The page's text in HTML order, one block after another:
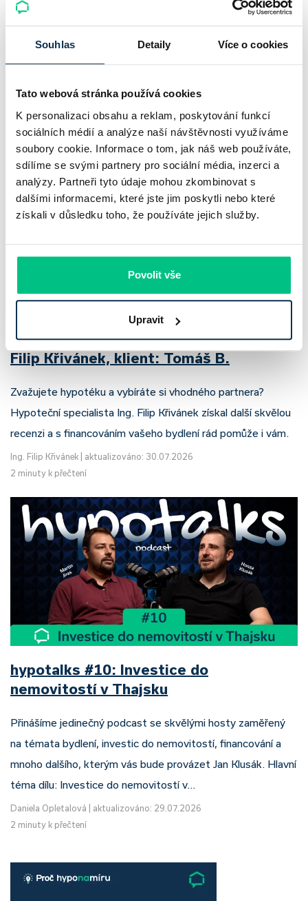
Souhlas Detaily Více o cookies
Tato webová stránka používá cookies
K personalizaci obsahu a reklam, poskytování funkcí
sociálních médií a analýze naší návštěvnosti využíváme
soubory cookie. Informace o tom, jak náš web používáte,
sdílíme se svými partnery pro sociální média, inzerci a
analýzy. Partneři tyto údaje mohou zkombinovat s
dalšími informacemi, které jste jim poskytli nebo které
získali v důsledku toho, že používáte jejich služby.
Povolit vše
Upravit
neznamená slabší banku
klesl zisk na 8,5 miliardy korun, na druhé ale dál výrazně
rostly úvěry a…
Recenze - hypoteční specialista: Ing.
Filip Křivánek, klient: Tomáš B.
Zvažujete hypotéku a vybíráte si vhodného partnera?
Hypoteční specialista Ing. Filip Křivánek získal další skvělou
recenzi a s financováním vašeho bydlení rád pomůže i vám.
Ing. Filip Křivánek
aktualizováno: 30.07.2026
2 minuty k přečtení
hypotalks #10: Investice do
nemovitostí v Thajsku
Přinášíme jedinečný podcast se skvělými hosty zaměřený
na témata bydlení, investic do nemovitostí, financování a
mnoho dalšího, kterým vás bude provázet Jan Klusák. Hlavní
téma dílu: Investice do nemovitostí v…
Daniela Opletalová
aktualizováno: 29.07.2026
2 minuty k přečtení